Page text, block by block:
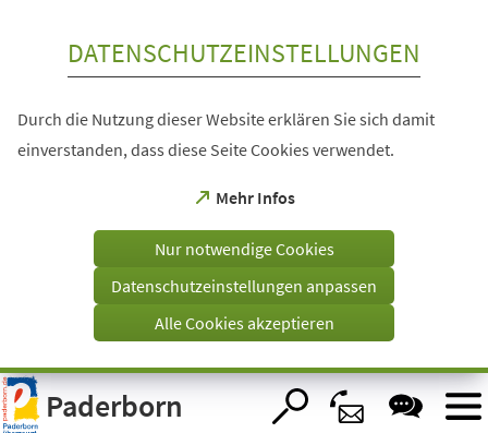
Visuelle
Assistenzsoftware
öffnen.
DATENSCHUTZEINSTELLUNGEN
Durch die Nutzung dieser Website erklären Sie sich damit
einverstanden, dass diese Seite Cookies verwendet.
Mehr Infos
(Öffnet
einem
Tab)
Nur notwendige Cookies
Datenschutzeinstellungen anpassen
Alle Cookies akzeptieren
Paderborn